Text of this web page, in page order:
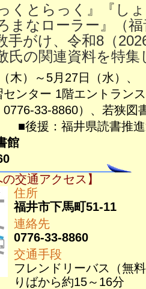
くとらっく』『し
まなローラー』（
手がけ、令和8（
氏の関連資料を特集
木）～5月27日（水）
センター 1階エントラン
33-8860）、若狭図
■後援：福井県読書推
館
交通アクセス】
住所
福井市下馬町51-11
連絡先
0776-33-8860
交通手段
フレンドリーバス（無
りばから約15～16分